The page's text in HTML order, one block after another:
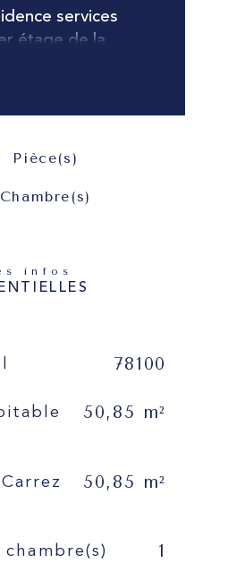
Pièce(s)
Chambre(s)
infos
78100
50,85 m²
50,85 m²
1
services
étage de la
Cave et
chaleur.
"Les
1988, cette
médicalisée